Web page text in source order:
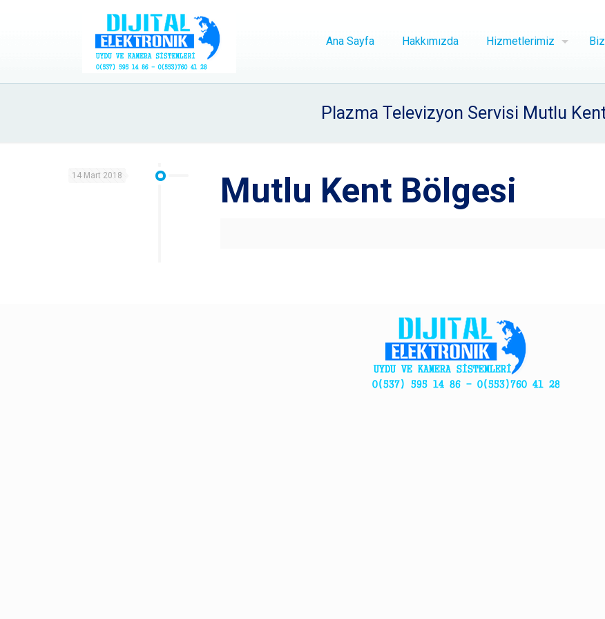
Ana Sayfa Hakkımızda Hizmetlerimiz
Plazma Televizyon Servisi Mutlu
14 Mart 2018 Mutlu Kent Bölgesi